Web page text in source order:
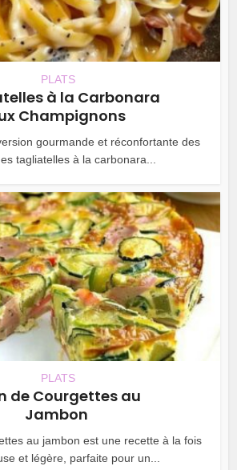
PLATS
à la Carbonara
Champignons
gourmande et réconfortante des
tagliatelles à la carbonara...
PLATS
de Courgettes au
Jambon
au jambon est une recette à la fois
et légère, parfaite pour un...